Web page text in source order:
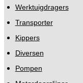
Werktuigdragers
Transporter
Kippers
Diversen
Pompen